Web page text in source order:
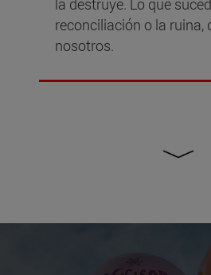
reconciliación o la ruina,
nosotros.